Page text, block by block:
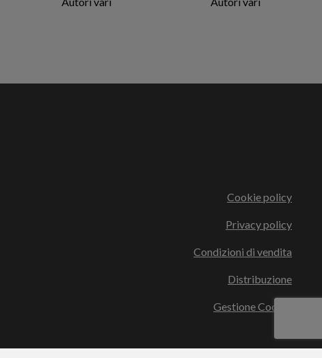
Cookie policy
Privacy policy
Condizioni di vendita
Distribuzione
Gestione Cookie